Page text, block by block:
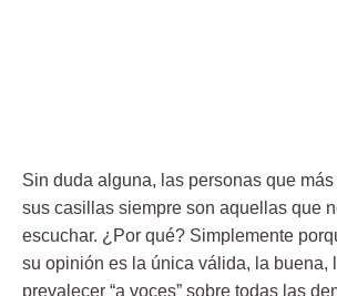
Sin duda alguna, las personas que
sus casillas siempre son aquellas que
escuchar. ¿Por qué? Simplemente
su opinión es la única válida, la buena,
prevalecer “a voces” sobre todas las